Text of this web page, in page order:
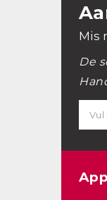
Mis
De